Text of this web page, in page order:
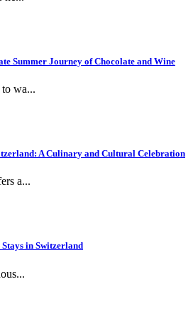
Summer Journey of Chocolate and Wine
to wa...
A Culinary and Cultural Celebration
a...
in Switzerland